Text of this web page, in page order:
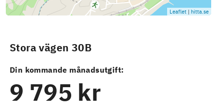
Leaflet | hitta.se
Stora vägen 30B
Din kommande månadsutgift:
9 795 kr